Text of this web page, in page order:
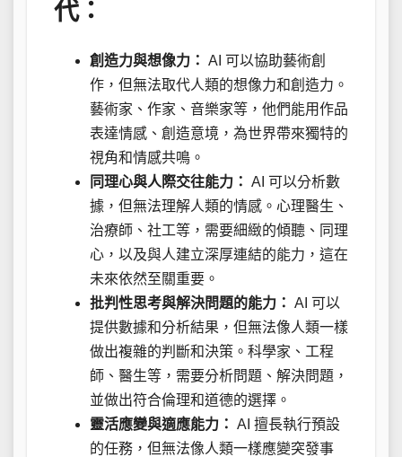
代：
創造力與想像力： AI 可以協助藝術創
作，但無法取代人類的想像力和創造力。
藝術家、作家、音樂家等，他們能用作品
表達情感、創造意境，為世界帶來獨特的
視角和情感共鳴。
同理心與人際交往能力： AI 可以分析數
據，但無法理解人類的情感。心理醫生、
治療師、社工等，需要細緻的傾聽、同理
心，以及與人建立深厚連結的能力，這在
未來依然至關重要。
批判性思考與解決問題的能力： AI 可以
提供數據和分析結果，但無法像人類一樣
做出複雜的判斷和決策。科學家、工程
師、醫生等，需要分析問題、解決問題，
並做出符合倫理和道德的選擇。
靈活應變與適應能力： AI 擅長執行預設
的任務，但無法像人類一樣應變突發事